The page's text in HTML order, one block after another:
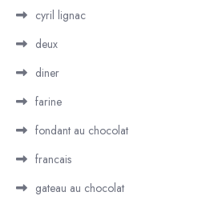
cyril lignac
deux
diner
farine
fondant au chocolat
francais
gateau au chocolat